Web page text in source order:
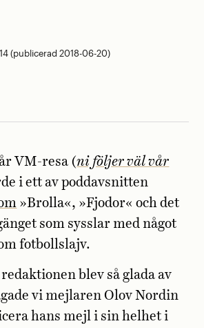
(publicerad 2018-06-20)
VM-resa (ni följer väl vår
i ett av poddavsnitten
»Brolla«, »Fjodor« och det
som sysslar med något
fotbollslajv.
blev så glada av
vi mejlaren Olov Nordin
hans mejl i sin helhet i